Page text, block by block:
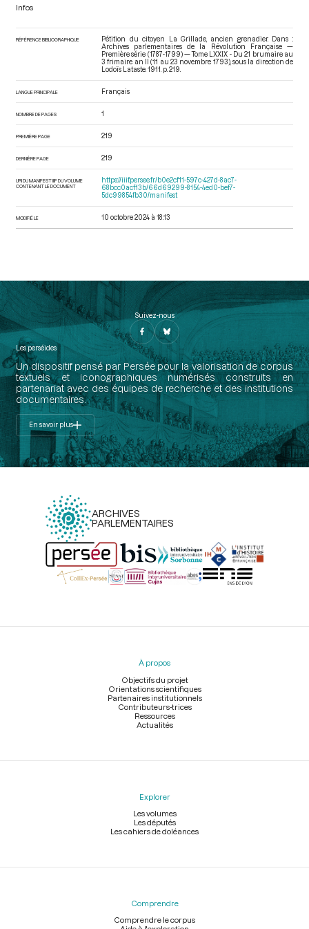
Infos
RÉFÉRENCE BIBLIOGRAPHIQUE
Pétition du citoyen La Grillade, ancien grenadier. Dans :
Archives parlementaires de la Révolution Française —
Première série (1787-1799) — Tome LXXIX - Du 21 brumaire au
3 frimaire an II (11 au 23 novembre 1793), sous la direction de
Lodoïs Lataste. 1911. p. 219.
LANGUE PRINCIPALE Français
NOMBRE DE PAGES 1
PREMIÈRE PAGE 219
DERNIÈRE PAGE 219
URI DU MANIFEST IIIF DU VOLUME
CONTENANT LE DOCUMENT
https://iiif.persee.fr/b0e2cf11-597c-427d-8ac7-
68bcc0acf13b/66d69299-8154-4ed0-bef7-
5dc99854fb30/manifest
MODIFIÉ LE 10 octobre 2024 à 18:13
Suivez-nous
Les perséides
Un dispositif pensé par Persée pour la valorisation de corpus
textuels et iconographiques numérisés construits en
partenariat avec des équipes de recherche et des institutions
documentaires.
En savoir plus
ARCHIVES
PARLEMENTAIRES
Menu
À propos
Objectifs du projet
Orientations scientifiques
Partenaires institutionnels
Contributeurs-trices
Ressources
Actualités
Explorer
Les volumes
Les députés
Les cahiers de doléances
Comprendre
Comprendre le corpus